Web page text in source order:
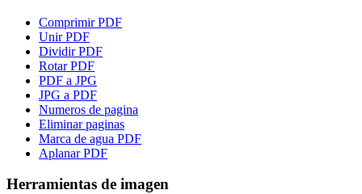
Comprimir PDF
Unir PDF
Dividir PDF
Rotar PDF
PDF a JPG
JPG a PDF
Numeros de pagina
Eliminar paginas
Marca de agua PDF
Aplanar PDF
Herramientas de imagen